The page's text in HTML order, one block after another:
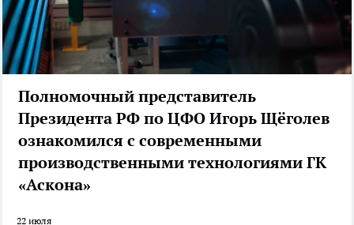
Полномочный представитель
Президента РФ по ЦФО Игорь Щёголев
ознакомился с современными
производственными технологиями ГК
«Аскона»
22 июля